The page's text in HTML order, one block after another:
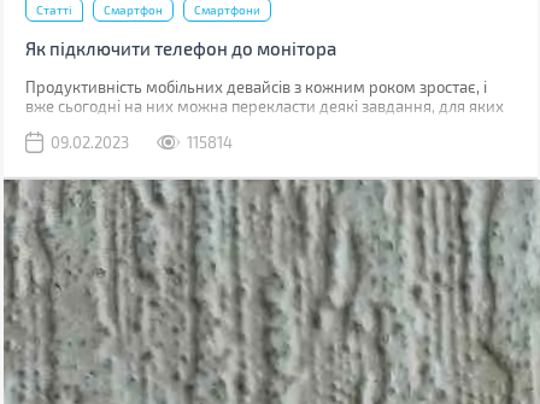
Статті Смартфон Смартфони
Як підключити телефон до монітора
Продуктивність мобільних девайсів з кожним роком зростає, і
вже сьогодні на них можна перекласти деякі завдання, для яких
09.02.2023
115814